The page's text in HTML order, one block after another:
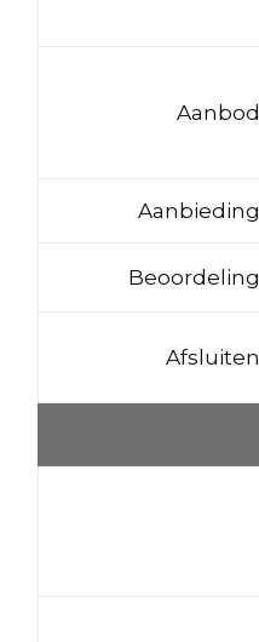
Aanbod
Aanbieding
Beoordeling
Afsluiten